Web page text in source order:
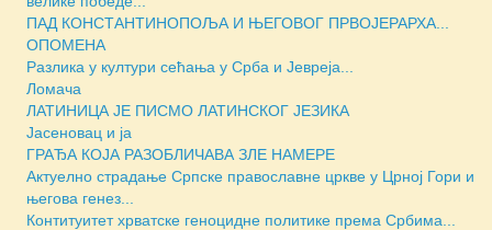
ПАД КОНСТАНТИНОПОЉА И ЊЕГОВОГ ПРВОЈЕРАРХА...
ОПОМЕНА
Разлика у култури сећања у Срба и Јевреја...
Ломача
ЛАТИНИЦА ЈЕ ПИСМО ЛАТИНСКОГ ЈЕЗИКА
Јасеновац и ја
ГРАЂА КОЈА РАЗОБЛИЧАВА ЗЛЕ НАМЕРЕ
Актуелно страдање Српске православне цркве у Црној Гори и
његова генез...
Контитуитет хрватске геноцидне политике према Србима...